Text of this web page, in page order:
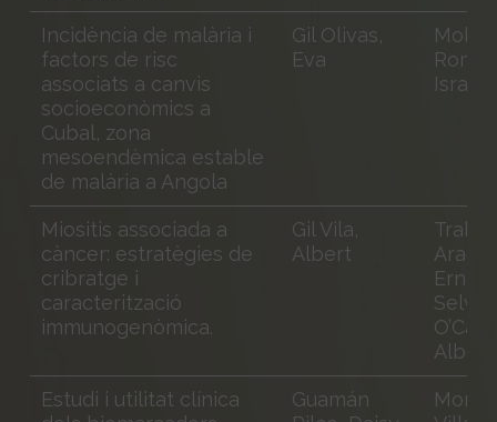
Incidència de malària i
factors de risc
associats a canvis
socioeconòmics a
Cubal, zona
mesoendèmica estable
de malària a Angola
Gil Olivas,
Eva
Molina
Israel
Miositis associada a
càncer: estratègies de
cribratge i
caracterització
immunogenòmica.
Gil Vila,
Albert
Selva
Albert
Estudi i utilitat clínica
Guamán